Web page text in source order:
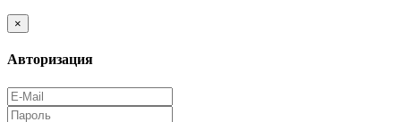
×
Авторизация